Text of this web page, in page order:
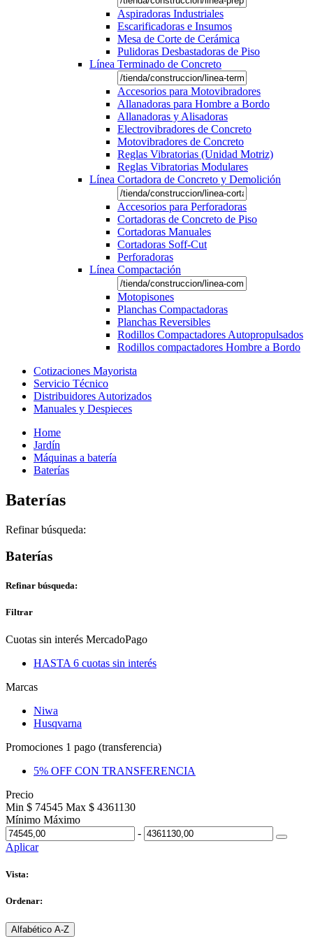
Aspiradoras Industriales
Escarificadoras e Insumos
Mesa de Corte de Cerámica
Pulidoras Desbastadoras de Piso
Línea Terminado de Concreto
Accesorios para Motovibradores
Allanadoras para Hombre a Bordo
Allanadoras y Alisadoras
Electrovibradores de Concreto
Motovibradores de Concreto
Reglas Vibratorias (Unidad Motriz)
Reglas Vibratorias Modulares
Línea Cortadora de Concreto y Demolición
Accesorios para Perforadoras
Cortadoras de Concreto de Piso
Cortadoras Manuales
Cortadoras Soff-Cut
Perforadoras
Línea Compactación
Motopisones
Planchas Compactadoras
Planchas Reversibles
Rodillos Compactadores Autopropulsados
Rodillos compactadores Hombre a Bordo
Cotizaciones Mayorista
Servicio Técnico
Distribuidores Autorizados
Manuales y Despieces
Home
Jardín
Máquinas a batería
Baterías
Baterías
Refinar búsqueda:
Baterías
Refinar búsqueda:
Filtrar
Cuotas sin interés MercadoPago
HASTA 6 cuotas sin interés
Marcas
Niwa
Husqvarna
Promociones 1 pago (transferencia)
5% OFF CON TRANSFERENCIA
Precio
Min $ 74545 Max $ 4361130
Mínimo Máximo
-
Aplicar
Vista:
Ordenar:
Alfabético A-Z